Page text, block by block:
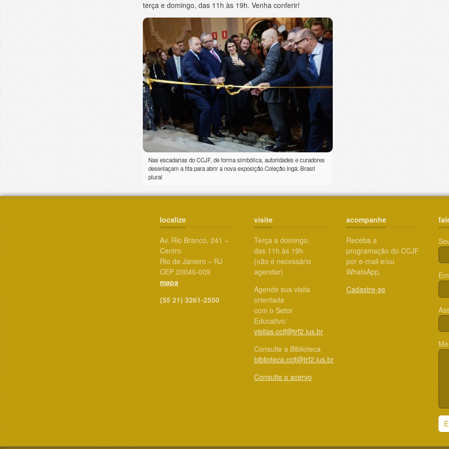
terça e domingo, das 11h às 19h. Venha conferir!
Nas escadarias do CCJF, de forma simbólica, autoridades e curadores
desenlaçam a fita para abrir a nova exposição Coleção Ingá: Brasil
plural
localize
Av. Rio Branco, 241 –
Centro
Rio de Janeiro – RJ
CEP 20040-009
mapa
(55 21) 3261-2550
visite
Terça a domingo,
das 11h às 19h
(não é necessário
agendar)
Agende sua visita
orientada
com o Setor
Educativo:
visitas.ccjf@trf2.jus.br
Consulte a Biblioteca
biblioteca.ccjf@trf2.jus.br
Consulte o acervo
acompanhe
Receba a
programação do CCJF
por e-mail e/ou
WhatsApp.
Cadastre-se